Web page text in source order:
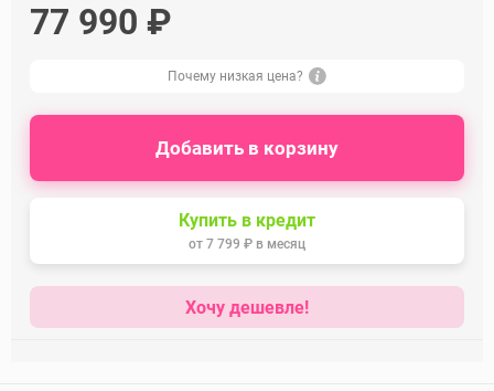
77 990 ₽
Почему низкая цена?
Добавить в корзину
Купить в кредит
от 7 799 ₽ в месяц
Хочу дешевле!